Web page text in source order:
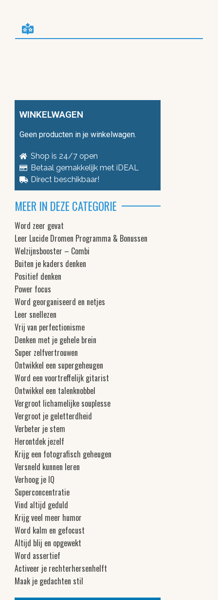
WINKELWAGEN
Geen producten in je winkelwagen.
Shop is 24/7 open
Betaal gemakkelijk met iDEAL
Direct beschikbaar!
MEER IN DEZE CATEGORIE
Word zeer gevat
Leer Lucide Dromen Programma & Bonussen
Welzijnsbooster – Combi
Buiten je kaders denken
Positief denken
Power focus
Word georganiseerd en netjes
Leer snellezen
Vrij van perfectionisme
Denken met je gehele brein
Super zelfvertrouwen
Ontwikkel een supergeheugen
Word een voortreffelijk gitarist
Ontwikkel een talenknobbel
Vergroot lichamelijke souplesse
Vergroot je geletterdheid
Verbeter je stem
Herontdek jezelf
Krijg een fotografisch geheugen
Versneld kunnen leren
Verhoog je IQ
Superconcentratie
Vind altijd geduld
Krijg veel meer humor
Word kalm en gefocust
Altijd blij en opgewekt
Word assertief
Activeer je rechterhersenhelft
Maak je gedachten stil